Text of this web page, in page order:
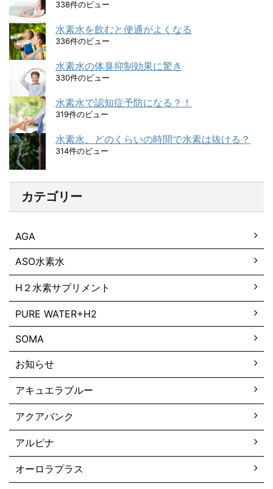
338件のビュー
水素水を飲むと便通がよくなる
336件のビュー
水素水の体臭抑制効果に驚き
330件のビュー
水素水で認知症予防になる？！
319件のビュー
水素水、どのくらいの時間で水素は抜ける？
314件のビュー
カテゴリー
AGA
ASO水素水
H２水素サプリメント
PURE WATER+H2
SOMA
お知らせ
アキュエラブルー
アクアバンク
アルピナ
オーロラプラス